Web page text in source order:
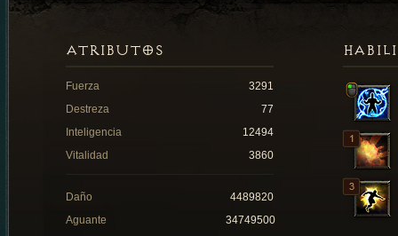
ATRIBUTOS
Fuerza
3291
Destreza
77
Inteligencia
12494
Vitalidad
3860
Daño
4489820
Aguante
34749500